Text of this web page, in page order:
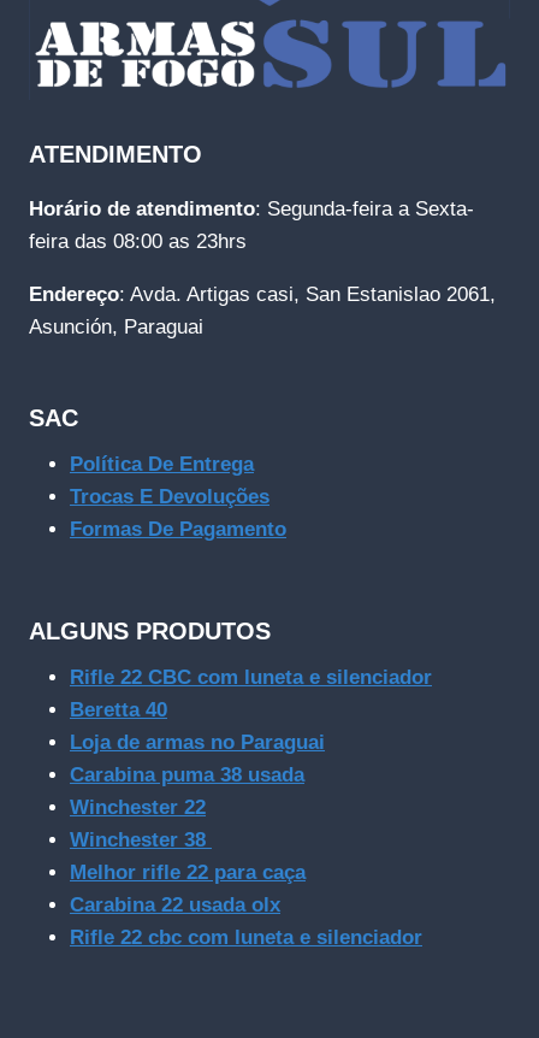
ATENDIMENTO
Horário de atendimento: Segunda-feira a Sexta-
feira das 08:00 as 23hrs
Endereço: Avda. Artigas casi, San Estanislao 2061,
Asunción, Paraguai
SAC
Política De Entrega
Trocas E Devoluções
Formas De Pagamento
ALGUNS PRODUTOS
Rifle 22 CBC com luneta e silenciador
Beretta 40
Loja de armas no Paraguai
Carabina puma 38 usada
Winchester 22
Winchester 38
Melhor rifle 22 para caça
Carabina 22 usada olx
Rifle 22 cbc com luneta e silenciador